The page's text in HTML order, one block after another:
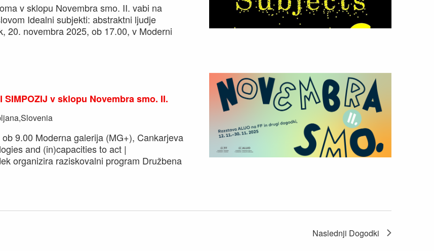
v sklopu Novembra smo. II. vabi na
Idealni subjekti: abstraktni ljudje
20. novembra 2025, ob 17.00, v Moderni
SIMPOZIJ v sklopu Novembra smo. II.
9.00 Moderna galerija (MG+), Cankarjeva
and (in)capacities to act |
organizira raziskovalni program Družbena
Naslednji Dogodki